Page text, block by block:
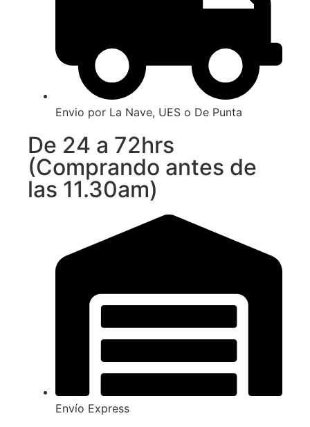
Envio por La Nave, UES o De Punta
De 24 a 72hrs
(Comprando antes de
las 11.30am)
Envío Express